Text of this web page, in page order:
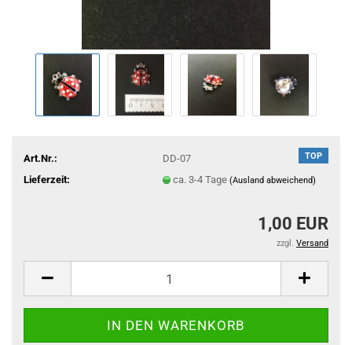
TOP
Art.Nr.:
DD-07
Lieferzeit:
ca. 3-4 Tage (Ausland abweichend)
1,00 EUR
zzgl. Versand